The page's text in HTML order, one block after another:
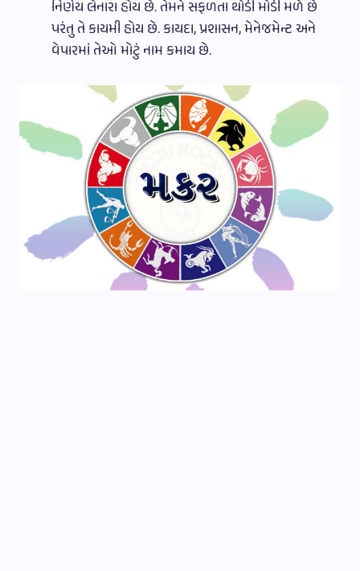
નિર્ણય લેનારા હોય છે. તેમને સફળતા થોડી મોડી મળે છે
પરંતુ તે કાયમી હોય છે. કાયદા, પ્રશાસન, મેનેજમેન્ટ અને
વેપારમાં તેઓ મોટું નામ કમાય છે.